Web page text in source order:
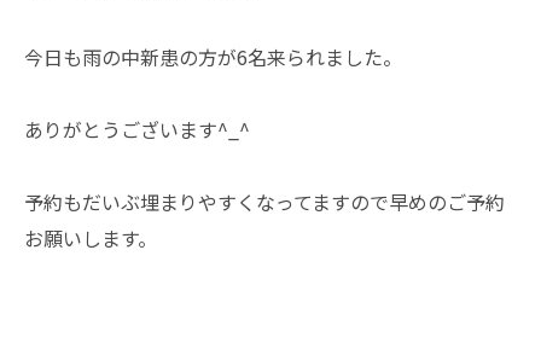
今日も雨の中新患の方が6名来られました。
ありがとうございます^_^
予約もだいぶ埋まりやすくなってますので早めのご予約
お願いします。